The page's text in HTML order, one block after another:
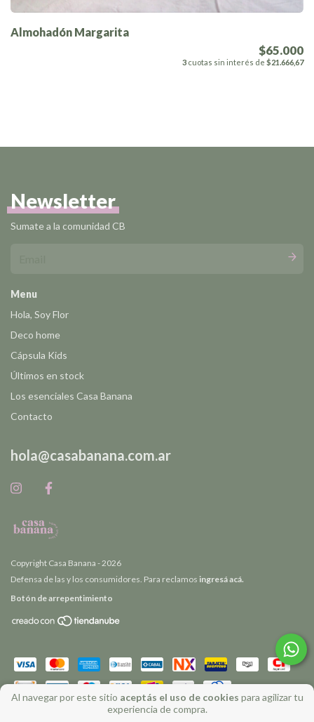
Al navegar por este sitio aceptás el uso de cookies para agilizar tu
experiencia de compra.
Almohadón Margarita
$65.000
3 cuotas sin interés de $21.666,67
Newsletter
Sumate a la comunidad CB
Menu
Hola, Soy Flor
Deco home
Cápsula Kids
Últimos en stock
Los esenciales Casa Banana
Contacto
hola@casabanana.com.ar
Copyright Casa Banana - 2026
Defensa de las y los consumidores. Para reclamos ingresá acá.
Botón de arrepentimiento